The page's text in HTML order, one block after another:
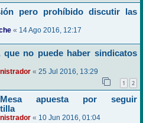
pero prohíbido discutir las
« 14 Ago 2016, 12:17
que no puede haber sindicatos
« 25 Jul 2016, 13:29
1 2
apuesta por seguir
« 10 Jun 2016, 01:04